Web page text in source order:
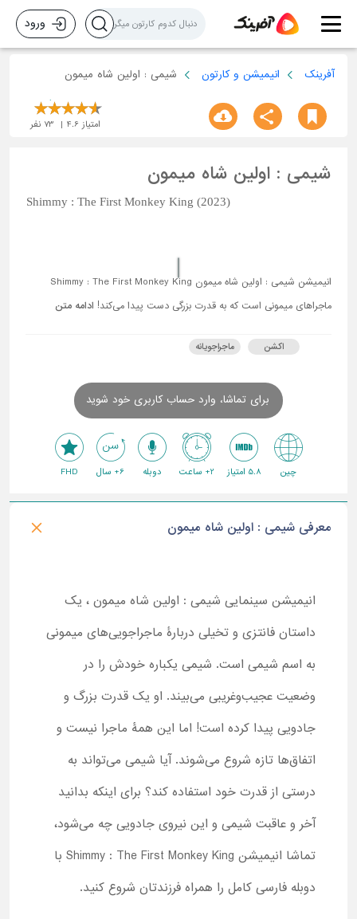
ورود
آفرینک انیمیشن و کارتون شیمی : اولین شاه میمون
امتیاز 4.6
73 نفر
شیمی : اولین شاه میمون
Shimmy : The First Monkey King (2023)
انیمیشن شیمی : اولین شاه میمون Shimmy : The First Monkey King
ماجراهای میمونی است که به قدرت بزرگی دست پیدا می‌کند! ادامه متن
اکشن ماجراجویانه
برای تماشا، وارد حساب کاربری خود شوید
چین 5.8 امتیاز 2+ ساعت دوبله 6+ سال FHD
معرفی شیمی : اولین شاه میمون
انیمیشن سینمایی شیمی : اولین شاه میمون ، یک
داستان فانتزی و تخیلی دربارۀ ماجراجویی‌های میمونی
به اسم شیمی است. شیمی یکباره خودش را در
وضعیت عجیب‌وغریبی می‌بیند. او یک قدرت بزرگ و
جادویی پیدا کرده است! اما این همۀ ماجرا نیست و
اتفاق‌ها تازه شروع می‌شوند. آیا شیمی می‌تواند به
درستی از قدرت خود استفاده کند؟ برای اینکه بدانید
آخر و عاقبت شیمی و این نیروی جادویی چه می‌شود،
تماشا انیمیشن Shimmy : The First Monkey King با
دوبله فارسی کامل را همراه فرزندتان شروع کنید.